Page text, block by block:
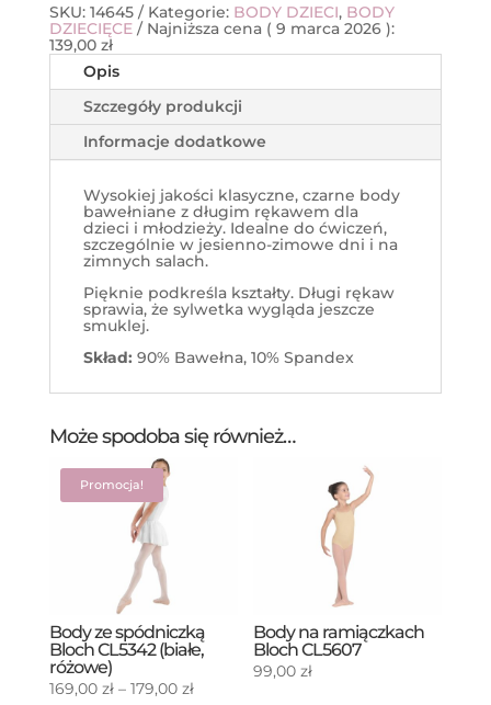
SKU: 14645 Kategorie: BODY DZIECI, BODY
DZIECIĘCE
Najniższa cena ( 9 marca 2026):
139,00 zł
Opis
Szczegóły produkcji
Informacje dodatkowe
Wysokiej jakości klasyczne, czarne body
bawełniane z długim rękawem dla
dzieci i młodzieży. Idealne do ćwiczeń,
szczególnie w jesienno-zimowe dni i na
zimnych salach.
Pięknie podkreśla kształty. Długi rękaw
sprawia, że sylwetka wygląda jeszcze
smuklej.
Skład: 90% Bawełna, 10% Spandex
Może spodoba się również…
Promocja!
Body ze spódniczką
Bloch CL5342 (białe,
różowe)
169,00 zł – 179,00 złZakres
Body na ramiączkach
Bloch CL5607
99,00zł